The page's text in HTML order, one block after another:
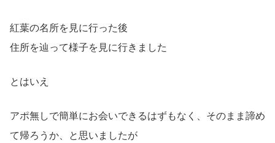
紅葉の名所を見に行った後
住所を辿って様子を見に行きました
とはいえ
アポ無しで簡単にお会いできるはずもなく、そのまま諦め
て帰ろうか、と思いましたが